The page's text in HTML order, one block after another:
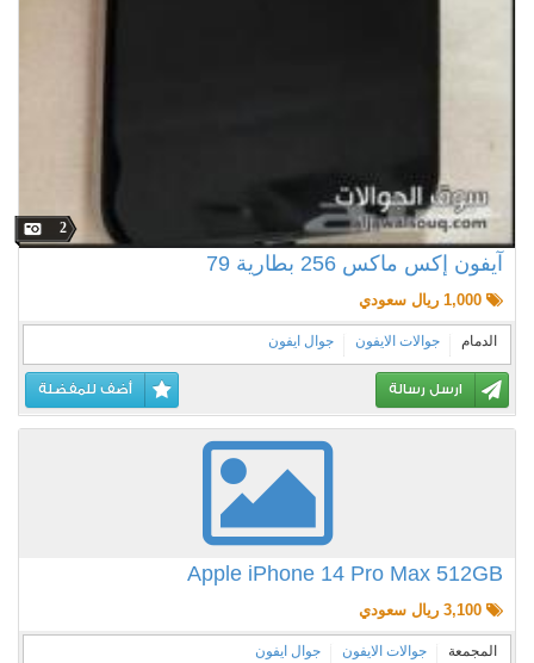
2
آيفون إكس ماكس 256 بطارية 79
الدمام جوالات الايفون جوال ايفون
ارسل رسالة أضف للمفضلة
Apple iPhone 14 Pro Max 512GB
المجمعة جوالات الايفون جوال ايفون